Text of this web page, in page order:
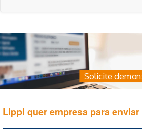
Solicite
Lippi quer empresa para